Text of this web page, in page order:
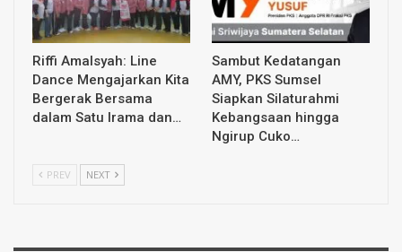
Riffi Amalsyah: Line
Dance Mengajarkan Kita
Bergerak Bersama
dalam Satu Irama dan…
Sambut Kedatangan
AMY, PKS Sumsel
Siapkan Silaturahmi
Kebangsaan hingga
Ngirup Cuko…
PREV NEXT